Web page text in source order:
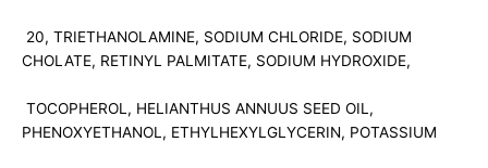
20, TRIETHANOLAMINE, SODIUM CHLORIDE, SODIUM
CHOLATE, RETINYL PALMITATE, SODIUM HYDROXIDE,
TOCOPHEROL, HELIANTHUS ANNUUS SEED OIL,
PHENOXYETHANOL, ETHYLHEXYLGLYCERIN, POTASSIUM